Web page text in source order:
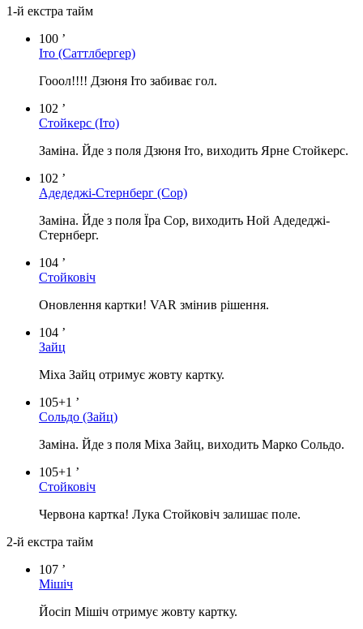
1-й екстра тайм
100 ’
Іто (Саттлбергер)
Гооол!!!! Дзюня Іто забиває гол.
102 ’
Стойкерс (Іто)
Заміна. Йде з поля Дзюня Іто, виходить Ярне Стойкерс.
102 ’
Адедеджі-Стернберг (Сор)
Заміна. Йде з поля Їра Сор, виходить Ной Адедеджі-
Стернберг.
104 ’
Стойковіч
Оновлення картки! VAR змінив рішення.
104 ’
Зайц
Міха Зайц отримує жовту картку.
105+1 ’
Сольдо (Зайц)
Заміна. Йде з поля Міха Зайц, виходить Марко Сольдо.
105+1 ’
Стойковіч
Червона картка! Лука Стойковіч залишає поле.
2-й екстра тайм
107 ’
Мішіч
Йосіп Мішіч отримує жовту картку.